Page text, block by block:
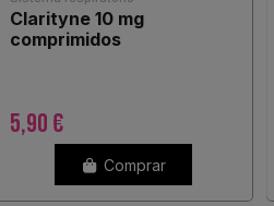
Clarityne 10 mg
comprimidos
5,90 €
Comprar